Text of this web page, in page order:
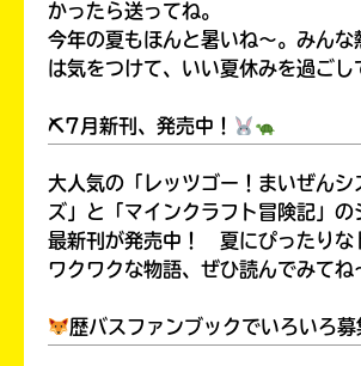
かったら送ってね。
今年の夏もほんと暑いね～。みんな
は気をつけて、いい夏休みを過ごし
⛏7月新刊、発売中！
大人気の「レッツゴー！まいぜんシ
ズ」と「マインクラフト冒険記」の
最新刊が発売中！ 夏にぴったりな
ワクワクな物語、ぜひ読んでみてね
歴バスファンブックでいろいろ募